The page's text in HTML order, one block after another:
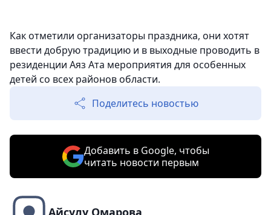
Как отметили организаторы праздника, они хотят
ввести добрую традицию и в выходные проводить в
резиденции Аяз Ата мероприятия для особенных
детей со всех районов области.
Поделитесь новостью
Добавить в Google, чтобы
читать новости первым